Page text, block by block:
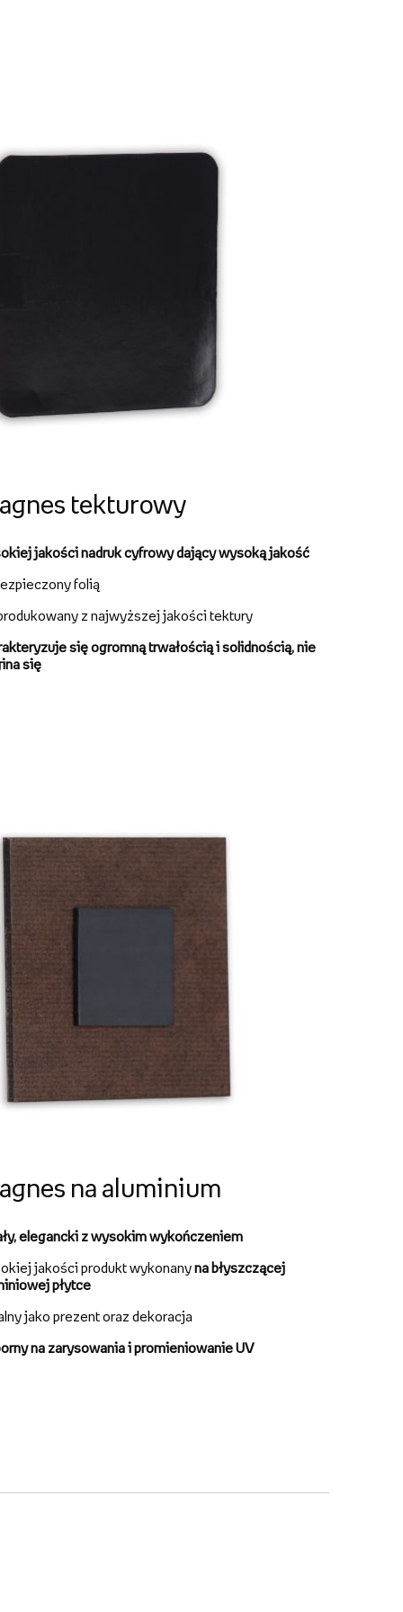
tekturowy
jakości nadruk cyfrowy dający wysoką jakość
folią
z najwyższej jakości tektury
się ogromną trwałością i solidnością, nie
się
na aluminium
elegancki z wysokim wykończeniem
jakości produkt wykonanyna błyszczącej
płytce
jako prezent oraz dekoracja
na zarysowania i promieniowanie UV